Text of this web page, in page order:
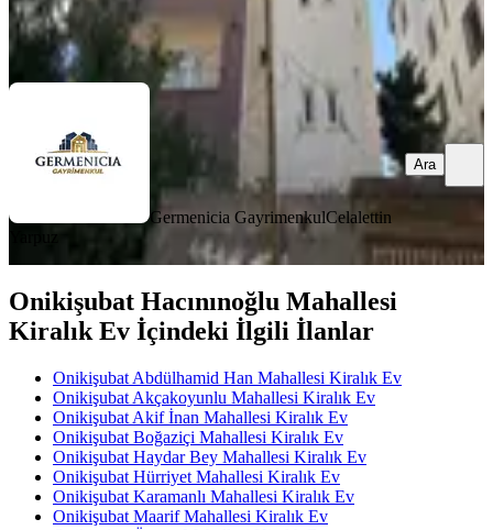
Germenicia Gayrimenkul Celalettin Yarpuz
Germenicia GayrimenkulCelalettin
Yarpuz
Ara
Onikişubat Hacınınoğlu Mahallesi
Kiralık Ev İçindeki İlgili İlanlar
Onikişubat Abdülhamid Han Mahallesi Kiralık Ev
Onikişubat Akçakoyunlu Mahallesi Kiralık Ev
Onikişubat Akif İnan Mahallesi Kiralık Ev
Onikişubat Boğaziçi Mahallesi Kiralık Ev
Onikişubat Haydar Bey Mahallesi Kiralık Ev
Onikişubat Hürriyet Mahallesi Kiralık Ev
Onikişubat Karamanlı Mahallesi Kiralık Ev
Onikişubat Maarif Mahallesi Kiralık Ev